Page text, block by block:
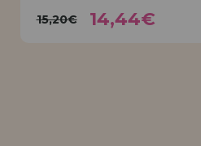
15,20€ 14,44€